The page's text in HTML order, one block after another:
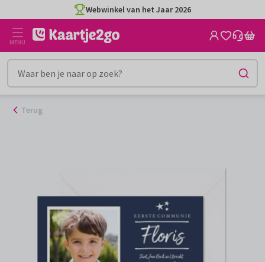
naar
inhoud
Webwinkel van het Jaar 2026
MENU
Terug